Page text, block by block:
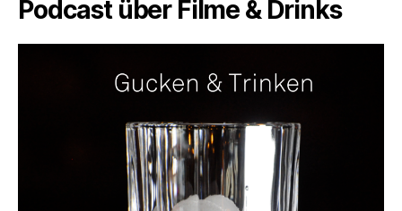
Podcast über Filme & Drinks